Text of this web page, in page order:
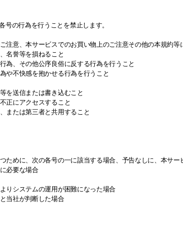
の行為を行うことを禁止します。
注意、本サービスでのお買い物上のご注意その他の本規約等
名誉等を損ねること
為、その他公序良俗に反する行為を行うこと
や不快感を抱かせる行為を行うこと
を送信または書き込むこと
正にアクセスすること
または第三者と共用すること
ために、次の各号の一に該当する場合、予告なしに、本サー
必要な場合
りシステムの運用が困難になった場合
当社が判断した場合